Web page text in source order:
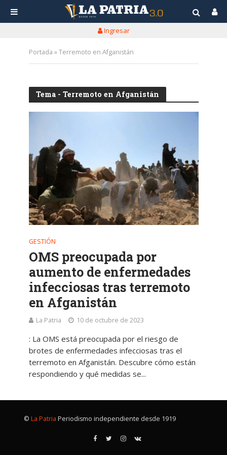
Ingresar
Portada »Terremoto en Afganistán
Tema - Terremoto en Afganistán
GESTIÓN
OMS preocupada por
aumento de enfermedades
infecciosas tras terremoto
en Afganistán
La Patria 10 de octubre de 2023
: La OMS está preocupada por el riesgo de
brotes de enfermedades infecciosas tras el
terremoto en Afganistán. Descubre cómo están
respondiendo y qué medidas se...
© La Patria Periodismo independiente desde 1919